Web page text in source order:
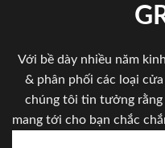
Với bề dày nhiều năm
& phân phối các loại
chúng tôi tin tưởng rằng
mang tới cho bạn chắc